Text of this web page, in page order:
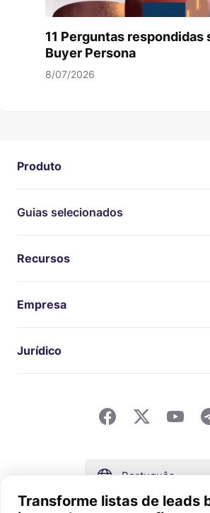
11 Perguntas respondidas
Buyer Persona
8/07/2026
Transforme listas de leads
Produto
Guias selecionados
Recursos
Empresa
Jurídico
Português